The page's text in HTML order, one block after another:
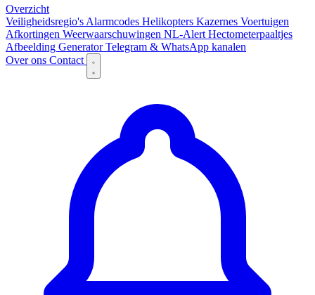
Overzicht
Veiligheidsregio's Alarmcodes Helikopters Kazernes Voertuigen
Afkortingen Weerwaarschuwingen NL-Alert Hectometerpaaltjes
Afbeelding GeneratorTelegram & WhatsApp kanalen
Over ons Contact